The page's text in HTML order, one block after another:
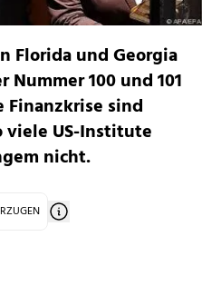
Florida und Georgia
100 und 101
Finanzkrise sind
viele US-Institute
nicht.